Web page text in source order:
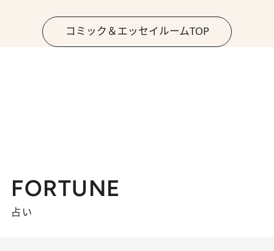
コミック＆エッセイルームTOP
FORTUNE
占い